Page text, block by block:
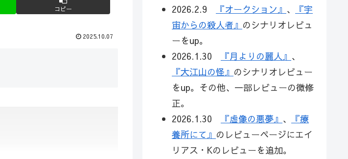
コピー
2025.10.07
2026.2.9
『オークション』 、
『宇
宙からの殺人者』 のシナリオレビュ
ーをup。
2026.1.30
『月よりの麗人』 、
『大江山の怪』 のシナリオレビュー
をup。その他、一部レビューの微修
正。
2026.1.30
『虚像の悪夢』 、
『療
養所にて』 のレビューページにエイ
リアス・Kのレビューを追加。